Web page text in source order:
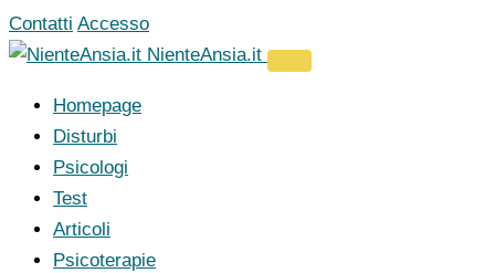
Vai
al
Contatti Accesso
NienteAnsia.it
Homepage
Disturbi
Psicologi
Test
Articoli
Psicoterapie